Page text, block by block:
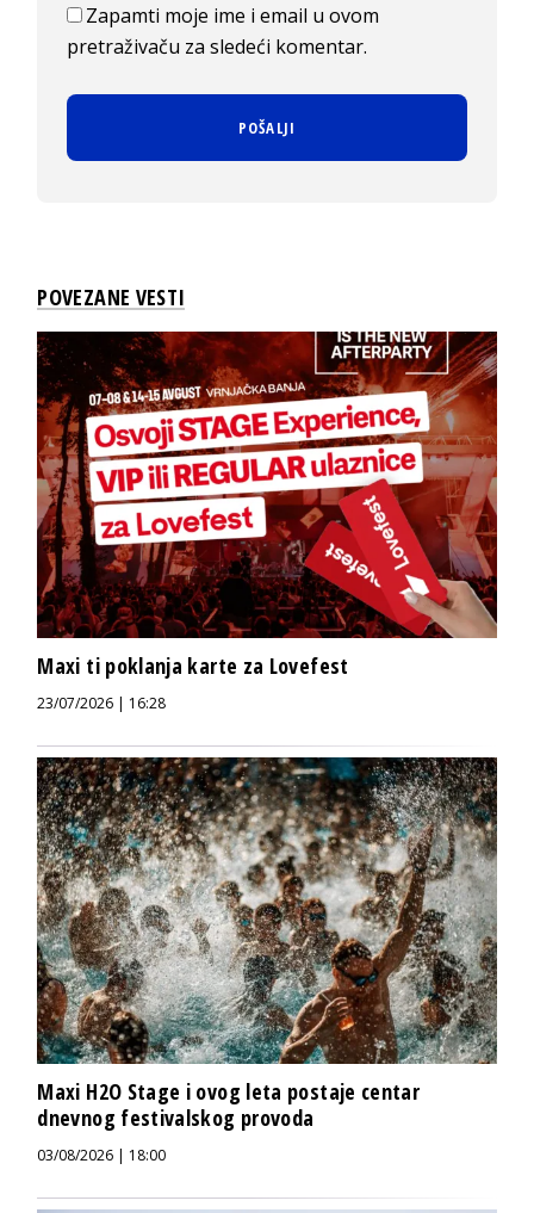
Zapamti moje ime i email u ovom
pretraživaču za sledeći komentar.
POVEZANE VESTI
Maxi ti poklanja karte za Lovefest
23/07/2026 | 16:28
Maxi H2O Stage i ovog leta postaje centar
dnevnog festivalskog provoda
03/08/2026 | 18:00